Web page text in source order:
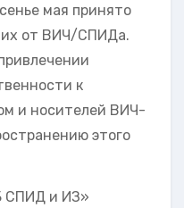
мая принято
от ВИЧ/СПИДа.
к
и носителей ВИЧ-
этого
СПИД и ИЗ»